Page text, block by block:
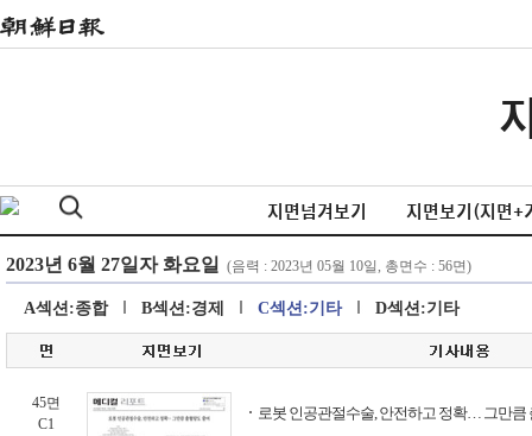
지면넘겨보기 지면보기(지면+
A섹션:종합 B섹션:경제 C섹션:기타 D섹션:기타
45면
C1
로봇 인공관절수술, 안전하고 정확… 그만큼